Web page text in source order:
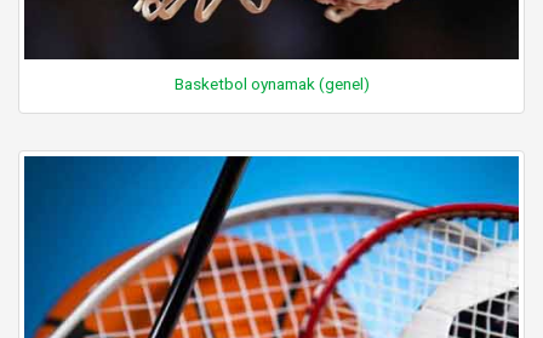
Basketbol oynamak (genel)